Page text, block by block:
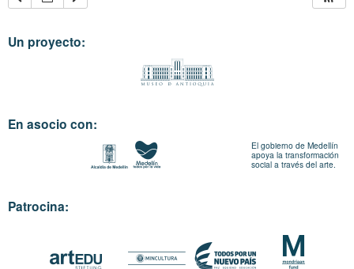
Un proyecto:
En asocio con:
El gobierno de Medellín
apoya la transformación
social a través del arte.
Patrocina: